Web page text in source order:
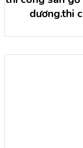
dương.thi